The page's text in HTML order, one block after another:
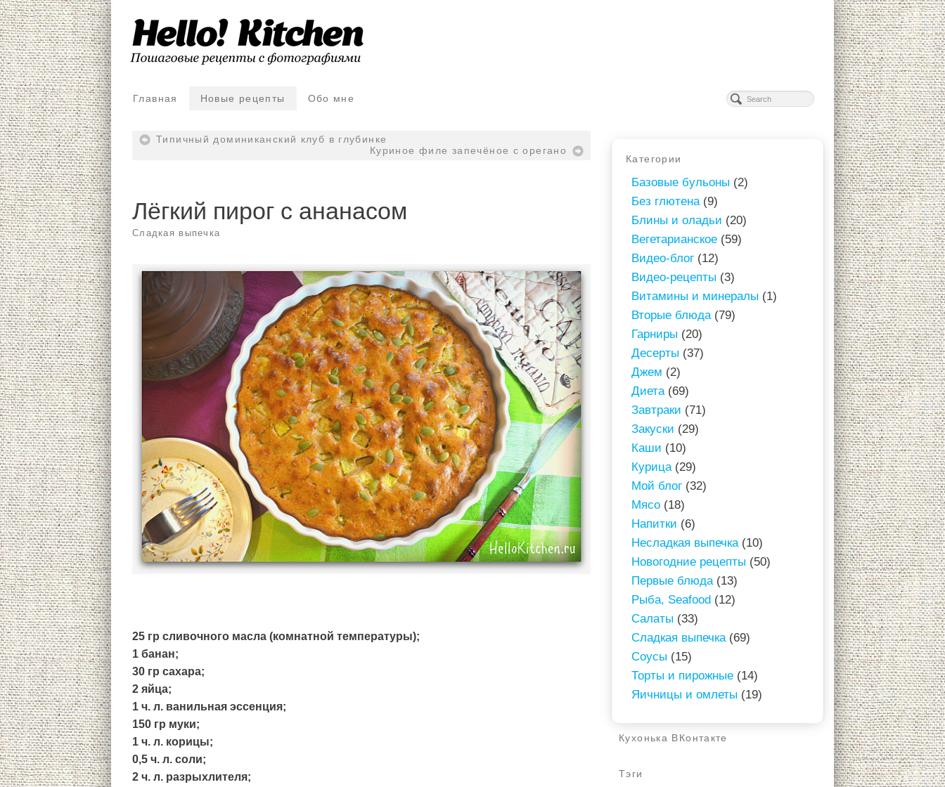
Главная Новые рецепты Обо мне
Типичный доминиканский клуб в глубинке
Куриное филе запечёное с орегано
Лёгкий пирог с ананасом
Сладкая выпечка
25 гр сливочного масла (комнатной температуры);
1 банан;
30 гр сахара;
2 яйца;
1 ч. л. ванильная эссенция;
150 гр муки;
1 ч. л. корицы;
0,5 ч. л. соли;
2 ч. л. разрыхлителя;
Категории
Базовые бульоны (2)
Без глютена(9)
Блины и оладьи (20)
Вегетарианское (59)
Видео-блог (12)
Видео-рецепты (3)
Витамины и минералы (1)
Вторые блюда(79)
Гарниры (20)
Десерты (37)
Джем (2)
Диета(69)
Завтраки (71)
Закуски (29)
Каши (10)
Курица(29)
Мой блог (32)
Мясо (18)
Напитки (6)
Несладкая выпечка(10)
Новогодние рецепты (50)
Первые блюда(13)
Рыба, Seafood (12)
Салаты (33)
Сладкая выпечка(69)
Соусы (15)
Торты и пирожные (14)
Яичницы и омлеты (19)
Кухонька ВКонтакте
Тэги